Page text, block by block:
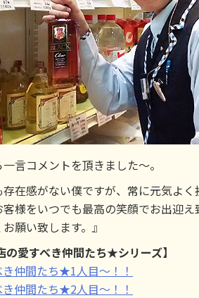
言コメントを頂きました～。
存在感がない僕ですが、常に元気よく
様をいつでも最高の笑顔でお出迎え
願い致します。』
の愛すべき仲間たち★シリーズ】
仲間たち★1人目～！！
仲間たち★2人目～！！